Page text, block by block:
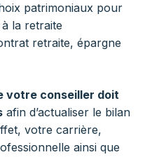
patrimoniaux pour
la retraite
retraite, épargne
votre conseiller doit
afin d’actualiser le bilan
votre carrière,
ainsi que